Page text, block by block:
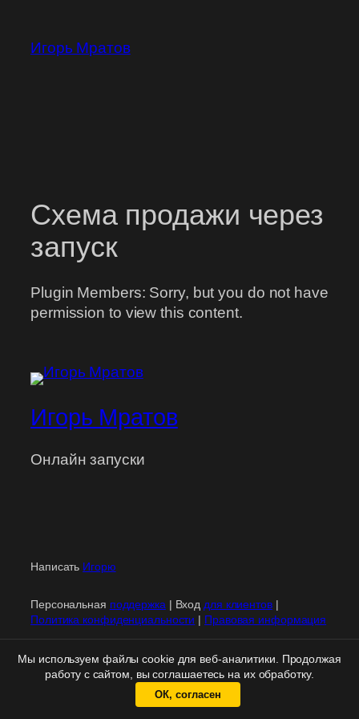
Мы используем файлы cookie для веб-аналитики. Продолжая
работу с сайтом, вы соглашаетесь на их обработку.
ОК, согласен
содержимому
Игорь Мратов
Схема продажи через
запуск
Plugin Members: Sorry, but you do not have
permission to view this content.
Игорь Мратов
Онлайн запуски
Написать Игорю
Персональная поддержка| Входдля клиентов|
Политика конфиденциальности | Правовая информация